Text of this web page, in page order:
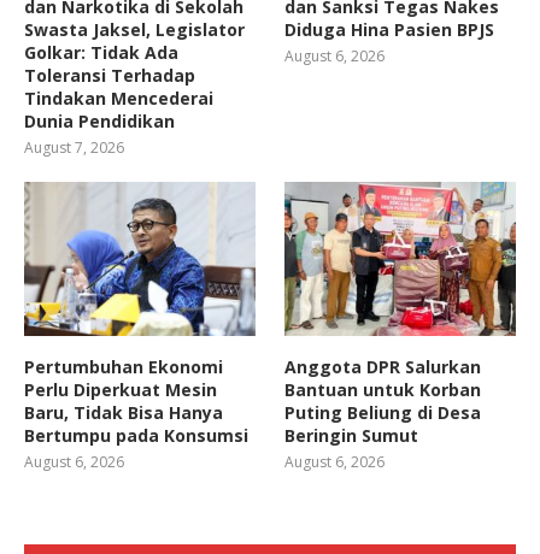
dan Narkotika di Sekolah
Swasta Jaksel, Legislator
Golkar: Tidak Ada
Toleransi Terhadap
Tindakan Mencederai
Dunia Pendidikan
August 7, 2026
dan Sanksi Tegas Nakes
Diduga Hina Pasien BPJS
August 6, 2026
Pertumbuhan Ekonomi
Perlu Diperkuat Mesin
Baru, Tidak Bisa Hanya
Bertumpu pada Konsumsi
August 6, 2026
Anggota DPR Salurkan
Bantuan untuk Korban
Puting Beliung di Desa
Beringin Sumut
August 6, 2026